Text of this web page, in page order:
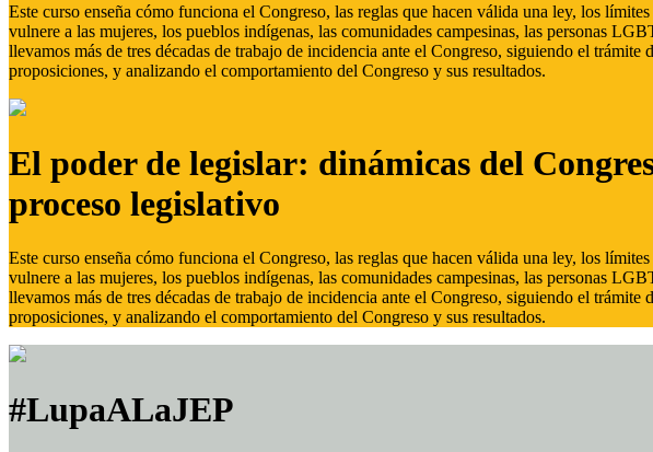
Este curso enseña cómo funciona el Congreso, las reglas que hacen válida una ley, los
vulnere a las mujeres, los pueblos indígenas, las comunidades campesinas, las personas
llevamos más de tres décadas de trabajo de incidencia ante el Congreso, siguiendo el
proposiciones, y analizando el comportamiento del Congreso y sus resultados.
El poder de legislar: dinámicas del
proceso legislativo
Este curso enseña cómo funciona el Congreso, las reglas que hacen válida una ley, los
vulnere a las mujeres, los pueblos indígenas, las comunidades campesinas, las personas
llevamos más de tres décadas de trabajo de incidencia ante el Congreso, siguiendo el
proposiciones, y analizando el comportamiento del Congreso y sus resultados.
#LupaALaJEP